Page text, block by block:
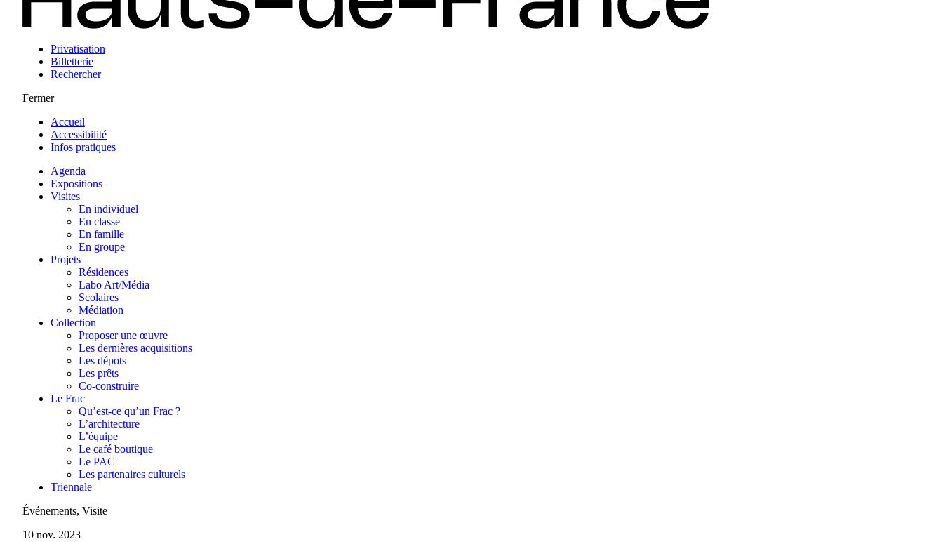
Privatisation
Billetterie
Rechercher
Fermer
Accueil
Accessibilité
Infos pratiques
Agenda
Expositions
Visites
En individuel
En classe
En famille
En groupe
Projets
Résidences
Labo Art/Média
Scolaires
Médiation
Collection
Proposer une œuvre
Les dernières acquisitions
Les dépots
Les prêts
Co-construire
Le Frac
Qu’est-ce qu’un Frac ?
L’architecture
L’équipe
Le café boutique
Le PAC
Les partenaires culturels
Triennale
Événements, Visite
10 nov. 2023